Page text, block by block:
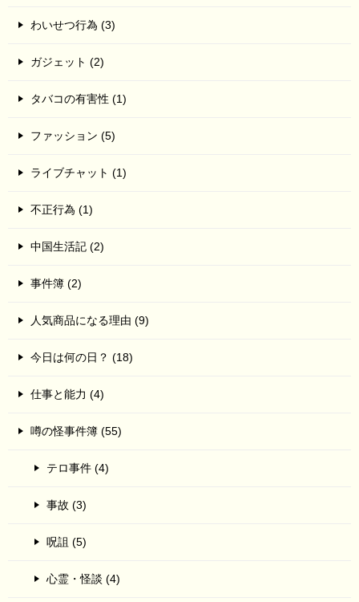
わいせつ行為 (3)
ガジェット (2)
タバコの有害性 (1)
ファッション (5)
ライブチャット (1)
不正行為 (1)
中国生活記 (2)
事件簿 (2)
人気商品になる理由 (9)
今日は何の日？ (18)
仕事と能力 (4)
噂の怪事件簿 (55)
テロ事件 (4)
事故 (3)
呪詛 (5)
心霊・怪談 (4)